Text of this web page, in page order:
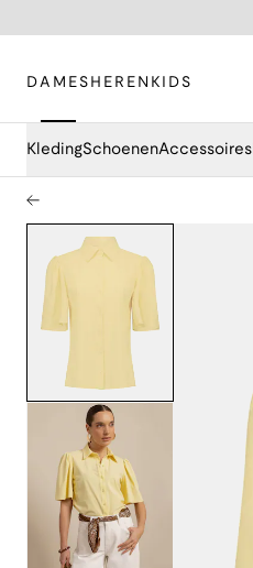
DAMES HEREN KIDS
KledingSchoenenAccessoires